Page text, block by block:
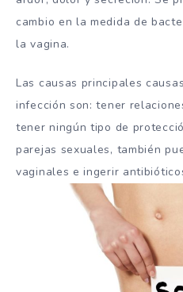
cambio en la medida de
la vagina.
Las causas principales
infección son: tener
tener ningún tipo de
parejas sexuales, también
vaginales e ingerir